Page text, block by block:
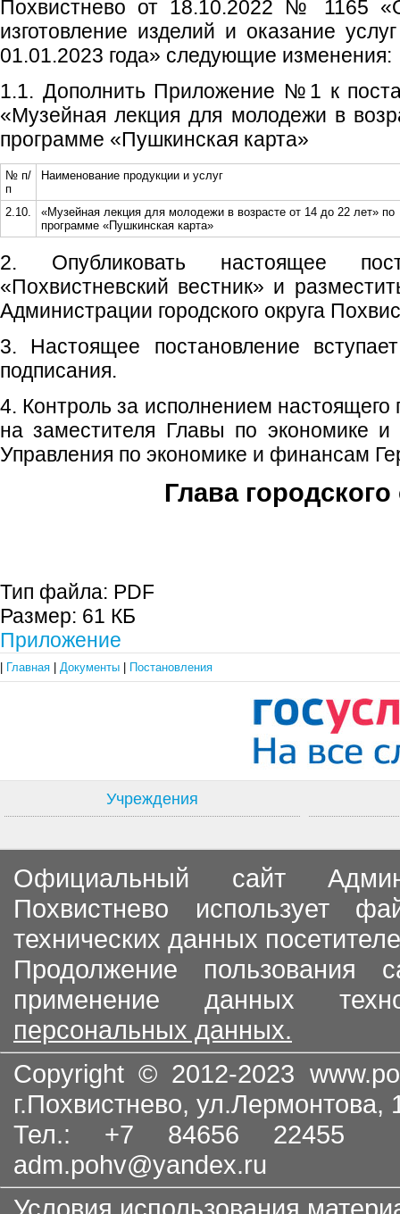
Похвистнево от 18.10.2022 № 1165
изготовление изделий и оказание
01.01.2023 года» следующие изменения:
1.1. Дополнить Приложение №1 к
«Музейная лекция для молодежи в
программе «Пушкинская карта»
№ п/
п
Наименование продукции и услуг
2.10.
«Музейная лекция для молодежи в возрасте от 14 до 22 лет» по
программе «Пушкинская карта»
2. Опубликовать настоящее
«Похвистневский вестник» и
Администрации городского округа
3. Настоящее постановление
подписания.
4. Контроль за исполнением настоящего
на заместителя Главы по экономике и
Управления по экономике и финансам
Глава городского
Тип файла: PDF
Размер: 61 КБ
Приложение
Главная Документы Постановления
Учреждения
Официальный сайт
Похвистнево использует
технических данных
Продолжение пользования
применение данных
персональных данных.
Copyright © 2012-2023
г.Похвистнево, ул.Лермонтова,
Тел.: +7 84656
adm.pohv@yandex.ru